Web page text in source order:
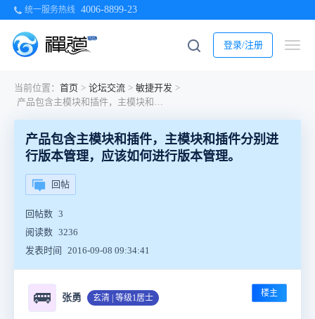
统一服务热线 4006-8899-23
登录/注册
当前位置： 首页 > 论坛交流 > 敏捷开发 >
产品包含主模块和插件，主模块和插件分别进行版本管理，应该如何进行版本管理。
产品包含主模块和插件，主模块和插件分别进
行版本管理，应该如何进行版本管理。
回帖
回帖数 3
阅读数 3236
发表时间
2016-09-08 09:34:41
🚌 张勇 玄清 | 等级1居士 楼主